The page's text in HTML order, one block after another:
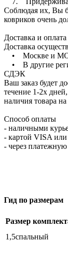
Соблюдая их, Вы
ковриков очень
Доставка и оплата
Доставка
• Москве и МО
• В другие
СДЭК
Ваш заказ будет
течение 1-2х
наличия товара на
Способ оплаты
- наличными
- картой VISA или
- через
Гид по размерам
Размер
1,5спальный